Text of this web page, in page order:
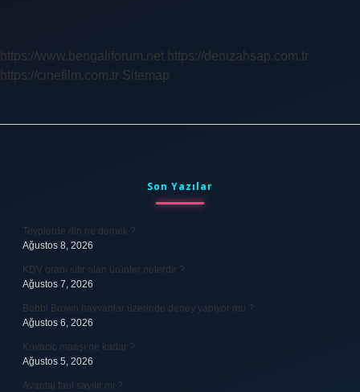
https://www.bengaliforum.net https://denizahsap.com.tr
https://cinefilm.com.tr Sitemap
Son Yazılar
Teyplerde din ne demek ?
Ağustos 8, 2026
KDV oranı sıfır olan ürünler nelerdir ?
Ağustos 7, 2026
Bobbi Brown hayvanlar üzerinde deney yapıyor mu ?
Ağustos 6, 2026
Kovacic maaşı ne kadar ?
Ağustos 5, 2026
Avantaj faul sayılır mı ?